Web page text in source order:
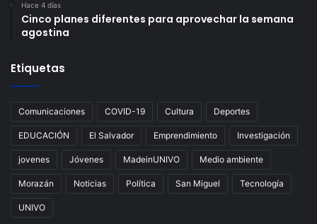
Hace 4 días
Cinco planes diferentes para aprovechar la semana
agostina
Etiquetas
Comunicaciones COVID-19 Cultura Deportes
EDUCACIÓN El Salvador Emprendimiento Investigación
jovenes Jóvenes MadeinUNIVO Medio ambiente
Morazán Noticias Política San Miguel Tecnología
UNIVO